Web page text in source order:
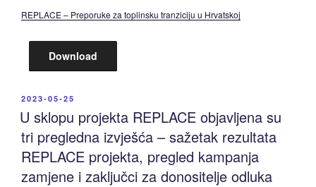
REPLACE – Preporuke za toplinsku tranziciju u Hrvatskoj
Download
POSTED
ON
2023-05-25
U sklopu projekta REPLACE objavljena su
tri pregledna izvješća – sažetak rezultata
REPLACE projekta, pregled kampanja
zamjene i zaključci za donositelje odluka